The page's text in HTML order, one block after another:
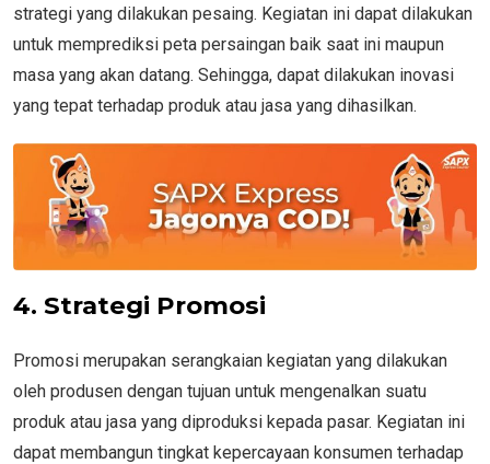
strategi yang dilakukan pesaing. Kegiatan ini dapat dilakukan
untuk memprediksi peta persaingan baik saat ini maupun
masa yang akan datang. Sehingga, dapat dilakukan inovasi
yang tepat terhadap produk atau jasa yang dihasilkan.
4. Strategi Promosi
Promosi merupakan serangkaian kegiatan yang dilakukan
oleh produsen dengan tujuan untuk mengenalkan suatu
produk atau jasa yang diproduksi kepada pasar. Kegiatan ini
dapat membangun tingkat kepercayaan konsumen terhadap